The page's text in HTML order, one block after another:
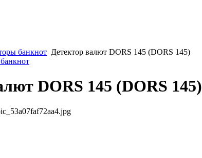
банкнот Детектор валют DORS 145 (DORS 145)
DORS 145 (DORS 145)